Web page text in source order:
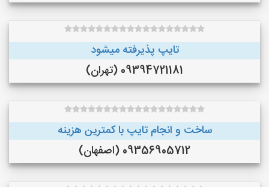
تایپ پذیرفته میشود
09394721181 (تهران)
ساخت و انجام تایپ با کمترین هزینه
09356905712 (اصفهان)